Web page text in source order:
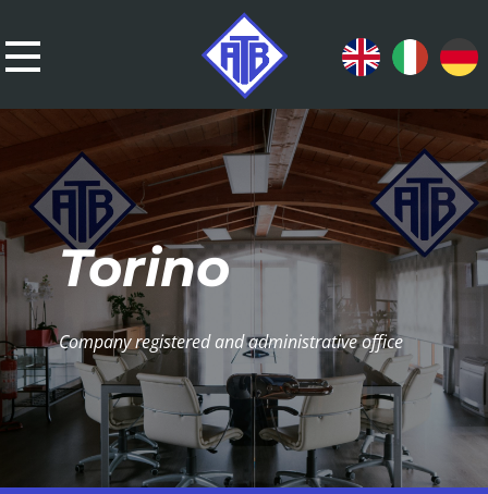
Torino
Company registered and administrative office